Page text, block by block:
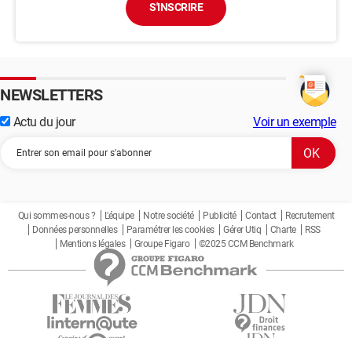
S'INSCRIRE
NEWSLETTERS
Actu du jour Voir un exemple
Qui sommes-nous ? L'équipe Notre société Publicité Contact
Recrutement
Données personnelles
Paramétrer les cookies Gérer Utiq Charte
RSS
Mentions légales
Groupe Figaro ©2025 CCM Benchmark